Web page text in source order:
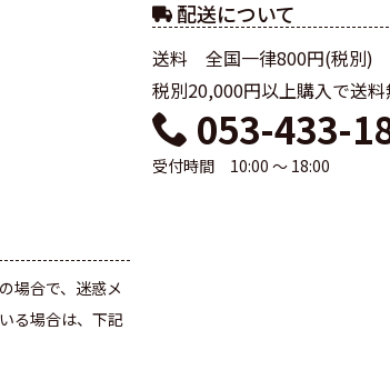
場合で、迷惑メ
る場合は、下記
配送について
送料 全国一律800円(税別)
税別20,000円以上購入で送料
053-433-
受付時間 10:00 ～ 18:00